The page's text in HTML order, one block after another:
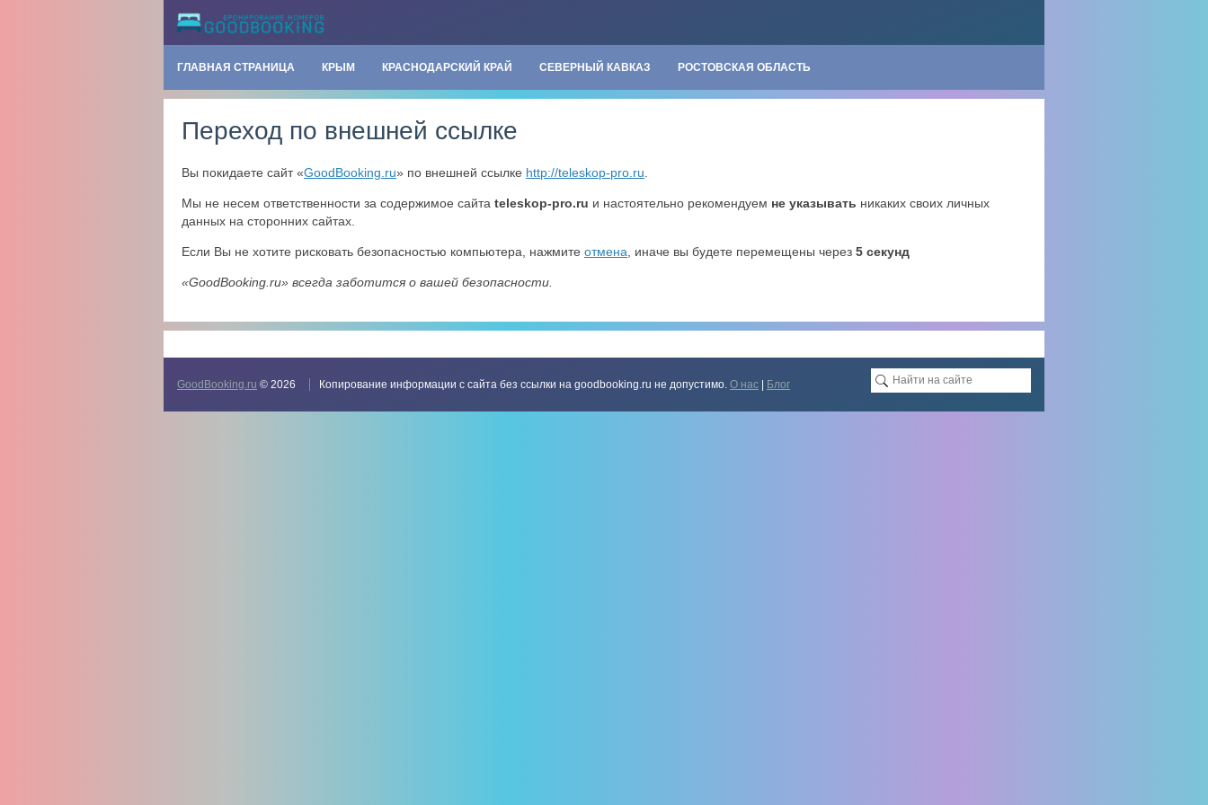
ГЛАВНАЯ СТРАНИЦА КРЫМ КРАСНОДАРСКИЙ КРАЙ СЕВЕРНЫЙ КАВКАЗ РОСТОВСКАЯ ОБЛАСТЬ
Переход по внешней ссылке
Вы покидаете сайт «GoodBooking.ru» по внешней ссылке http://teleskop-pro.ru
Мы не несем ответственности за содержимое сайта teleskop-pro.ru и настоятельно рекомендуем не указывать никаких своих личных
данных на сторонних сайтах.
Если Вы не хотите рисковать безопасностью компьютера, нажмите отмена , иначе вы будете перемещены через 5 секунд
«GoodBooking.ru» всегда заботится о вашей безопасности.
GoodBooking.ru © 2026 Копирование информации с сайта без ссылки на goodbooking.ru не допустимо. О нас Блог